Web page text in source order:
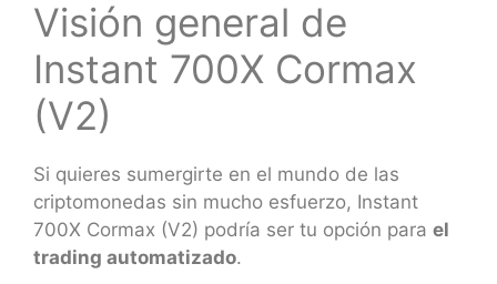
Visión general de
Instant 700X Cormax
(V2)
Si quieres sumergirte en el mundo de las
criptomonedas sin mucho esfuerzo, Instant
700X Cormax (V2) podría ser tu opción para el
trading automatizado.